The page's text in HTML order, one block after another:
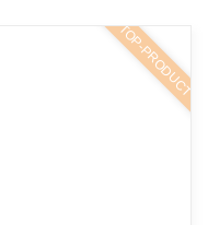
TOP-PRODUCT